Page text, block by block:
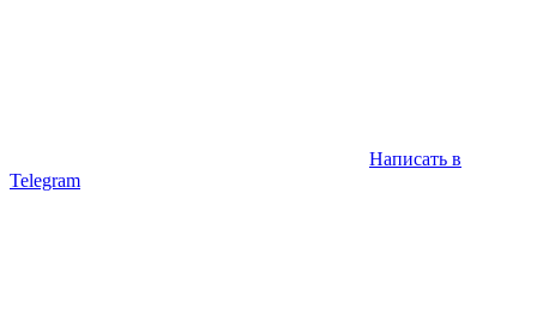
Написать в
Telegram